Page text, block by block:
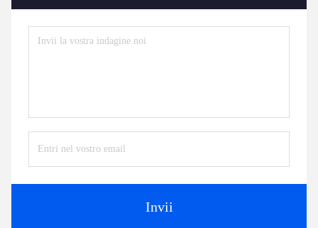
Invii